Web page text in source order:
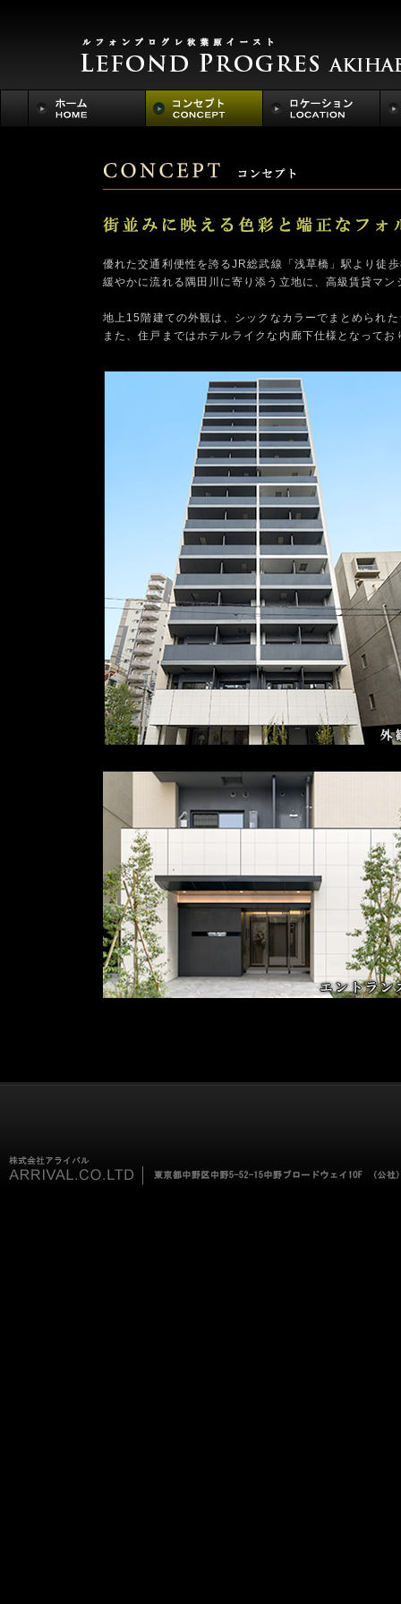
優れた交通利便性を誇るJR総武線「浅草橋」駅より徒
緩やかに流れる隅田川に寄り添う立地に、高級賃貸マ
地上15階建ての外観は、シックなカラーでまとめられ
また、住戸まではホテルライクな内廊下仕様となって